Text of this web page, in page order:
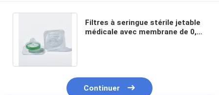
Filtres à seringue stérile jetable
médicale avec membrane de 0,22
Continuer